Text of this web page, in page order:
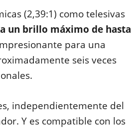
(2,39:1) como telesivas
un brillo máximo de hasta
para una
seis veces
independientemente del
Y es compatible con los